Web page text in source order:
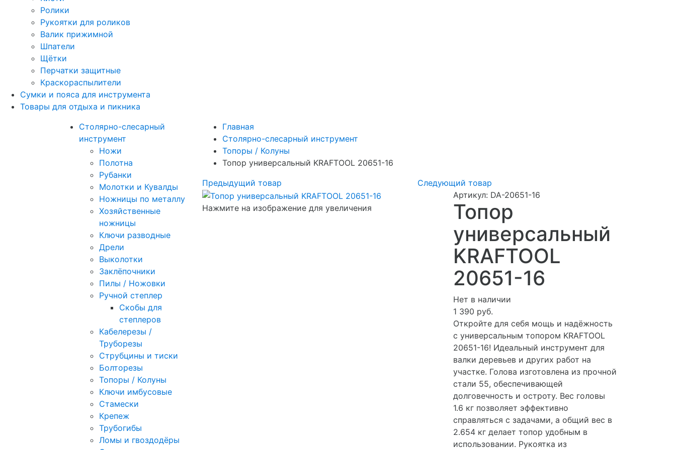
Ролики
Рукоятки для роликов
Валик прижимной
Шпатели
Щётки
Перчатки защитные
Краскораспылители
Сумки и пояса для инструмента
Товары для отдыха и пикника
Столярно-слесарный
инструмент
Ножи
Полотна
Рубанки
Молотки и Кувалды
Ножницы по металлу
Хозяйственные
ножницы
Ключи разводные
Дрели
Выколотки
Заклёпочники
Пилы / Ножовки
Ручной степлер
Скобы для
степлеров
Кабелерезы /
Труборезы
Струбцины и тиски
Болторезы
Топоры / Колуны
Ключи имбусовые
Стамески
Крепеж
Трубогибы
Ломы и гвоздодёры
Главная
Столярно-слесарный инструмент
Топоры / Колуны
Топор универсальный KRAFTOOL 20651-16
Предыдущий товар
Следующий товар
Нажмите на изображение для увеличения
Артикул: DA-20651-16
Топор
универсальный
KRAFTOOL
20651-16
Нет в наличии
1 390 руб.
Откройте для себя мощь и надёжность
с универсальным топором KRAFTOOL
20651-16! Идеальный инструмент для
валки деревьев и других работ на
участке. Голова изготовлена из прочной
стали 55, обеспечивающей
долговечность и остроту. Вес головы
1.6 кг позволяет эффективно
справляться с задачами, а общий вес в
2.654 кг делает топор удобным в
использовании. Рукоятка из